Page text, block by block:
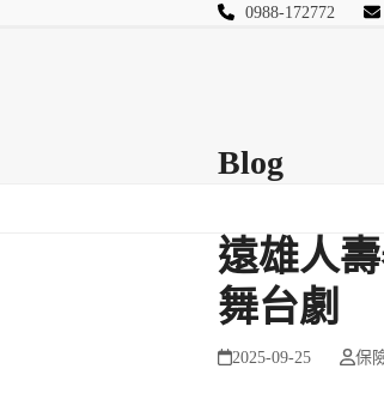
0988-172772
Blog
遠雄人
舞台劇
2025-09-25 保